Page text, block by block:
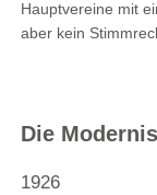
Hauptvereine mit
aber kein
Die
1926